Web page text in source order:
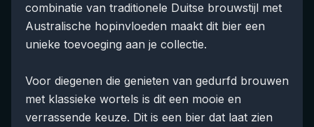
combinatie van traditionele Duitse brouwstijl met
Australische hopinvloeden maakt dit bier een
unieke toevoeging aan je collectie.
Voor diegenen die genieten van gedurfd brouwen
met klassieke wortels is dit een mooie en
verrassende keuze. Dit is een bier dat laat zien